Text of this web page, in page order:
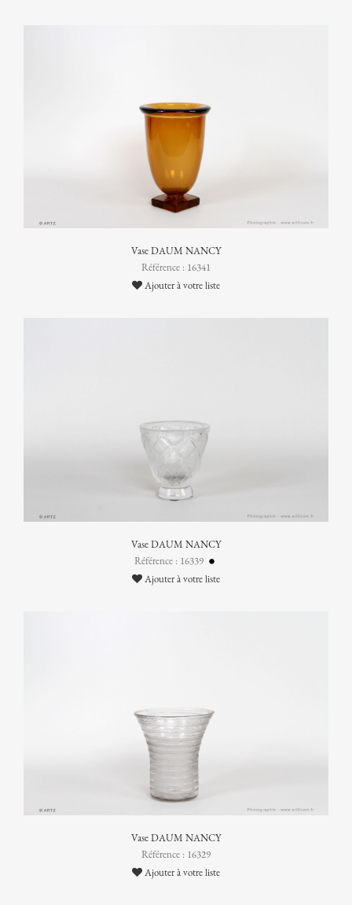
Vase DAUM NANCY
Référence : 16341
Ajouter à votre liste
Vase DAUM NANCY
Référence : 16339
Ajouter à votre liste
Vase DAUM NANCY
Référence : 16329
Ajouter à votre liste